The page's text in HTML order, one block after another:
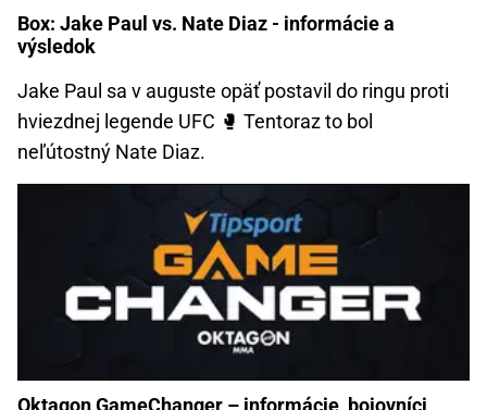
Box: Jake Paul vs. Nate Diaz - informácie a
výsledok
Jake Paul sa v auguste opäť postavil do ringu proti
hviezdnej legende UFC 🥊️ Tentoraz to bol
neľútostný Nate Diaz.